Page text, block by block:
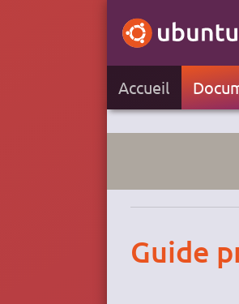
Accueil
Guide